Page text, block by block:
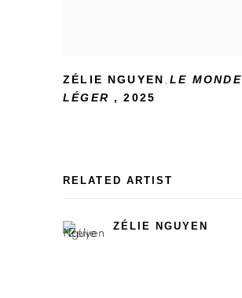
ZÉLIE NGUYEN ,LE MONDE
LÉGER ,2025
RELATED ARTIST
ZÉLIE NGUYEN